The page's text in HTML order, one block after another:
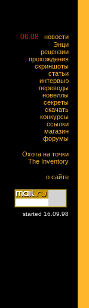
06.08
новости
Энци
рецензии
прохождения
скриншоты
статьи
интервью
переводы
новеллы
секреты
скачать
конкурсы
ссылки
магазин
форумы
Охота на точки
The Inventory
о сайте
started 16.09.98